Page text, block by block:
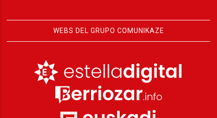
WEBS DEL GRUPO COMUNIKAZE